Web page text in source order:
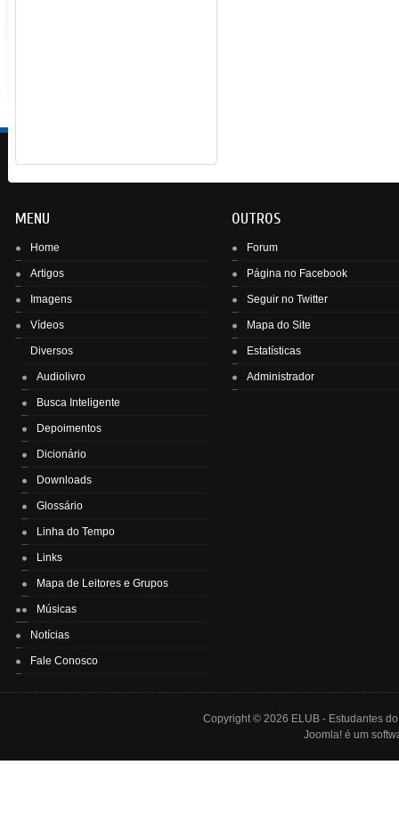
MENU
Home
Artigos
Imagens
Vídeos
Diversos
Audiolivro
Busca Inteligente
Depoimentos
Dicionário
Downloads
Glossário
Linha do Tempo
Links
Mapa de Leitores e Grupos
Músicas
Notícias
Fale Conosco
OUTROS
Forum
Página no Facebook
Seguir no Twitter
Mapa do Site
Estatísticas
Administrador
Copyright © 2026 ELUB - Estudantes
Joomla!é um